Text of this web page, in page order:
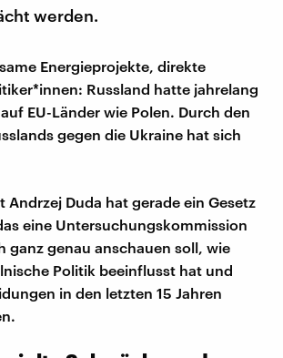
werden.
Energieprojekte, direkte
Russland hatte jahrelang
EU-Länder wie Polen. Durch den
gegen die Ukraine hat sich
Andrzej Duda hat gerade ein Gesetz
eine Untersuchungskommission
ganz genau anschauen soll, wie
Politik beeinflusst hat und
in den letzten 15 Jahren